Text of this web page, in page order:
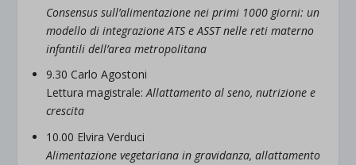
Consensus sull’alimentazione nei primi 1000 giorni: un
modello di integrazione ATS e ASST nelle reti materno
infantili dell’area metropolitana
9.30 Carlo Agostoni
Lettura magistrale:Allattamento al seno, nutrizione e
crescita
10.00 Elvira Verduci
Alimentazione vegetariana in gravidanza, allattamento